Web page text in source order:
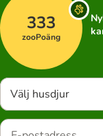
333
zooPoäng
Välj husdjur